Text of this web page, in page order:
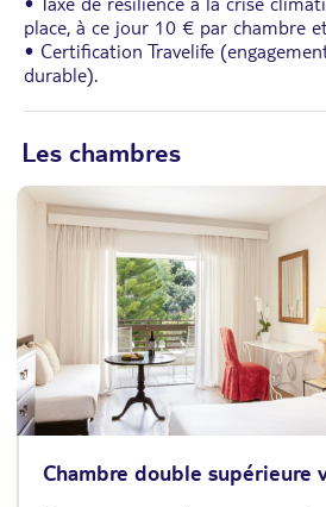
place, à ce jour 10 € par chambre
• Certification Travelife
durable).
Les chambres
Chambre double supérieure